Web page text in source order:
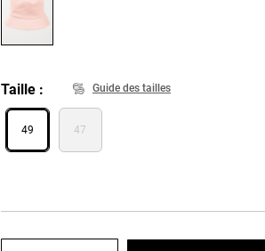
Taille Guide des tailles
49 47